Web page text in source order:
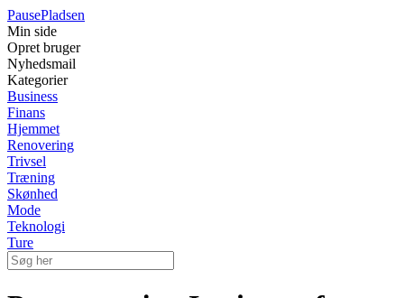
PausePladsen
Min side
Opret bruger
Nyhedsmail
Kategorier
Business
Finans
Hjemmet
Renovering
Trivsel
Træning
Skønhed
Mode
Teknologi
Ture